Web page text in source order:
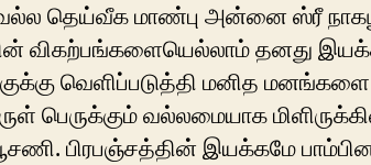
தெய்வீக மாண்பு அன்னை ஸ்ரீ
விகற்பங்களையெல்லாம் தனது
வெளிப்படுத்தி மனித
பெருக்கும் வல்லமையாக
பிரபஞ்சத்தின் இயக்கமே